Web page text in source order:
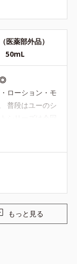
医薬部外品）
50mL
◎
ローション・モ
普段はユーのシ
っかり保湿して
C配合のものは
ちらのシリー
浸透力もありま
湿はしっかりと
も乾燥から守っ
たまにべたつき
もっと見る